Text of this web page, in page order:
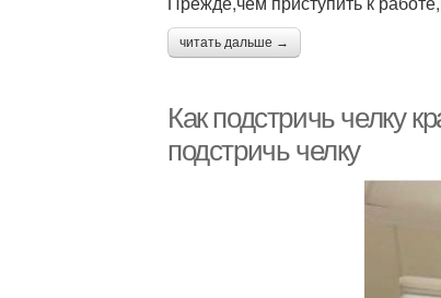
читать дальше →
Как подстричь челку
подстричь челку